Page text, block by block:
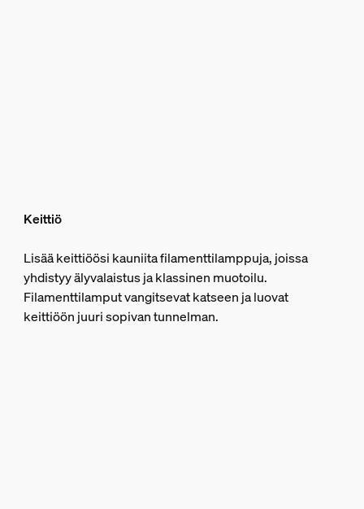
Keittiö
Lisää keittiöösi kauniita filamenttilamppuja, joissa
yhdistyy älyvalaistus ja klassinen muotoilu.
Filamenttilamput vangitsevat katseen ja luovat
keittiöön juuri sopivan tunnelman.